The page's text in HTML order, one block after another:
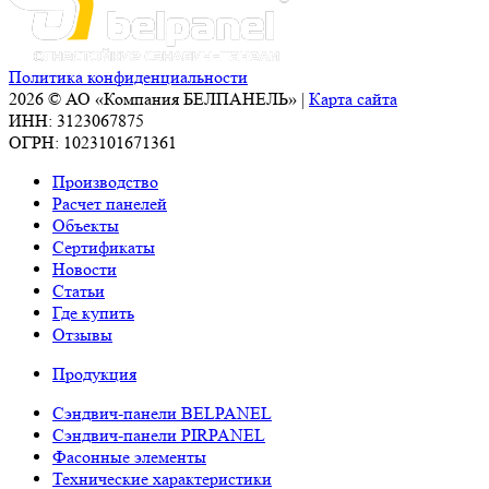
Политика конфиденциальности
2026 © АО «Компания БЕЛПАНЕЛЬ» | Карта сайта
ИНН: 3123067875
ОГРН: 1023101671361
Производство
Расчет панелей
Объекты
Сертификаты
Новости
Статьи
Где купить
Отзывы
Продукция
Сэндвич-панели BELPANEL
Сэндвич-панели PIRPANEL
Фасонные элементы
Технические характеристики